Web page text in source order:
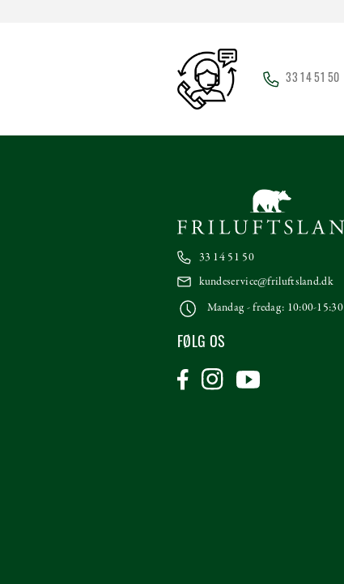
33 14 51 50
33 14 51 50
kundeservice@friluftsland.dk
Mandag - fredag: 10:00-15:30
FØLG OS